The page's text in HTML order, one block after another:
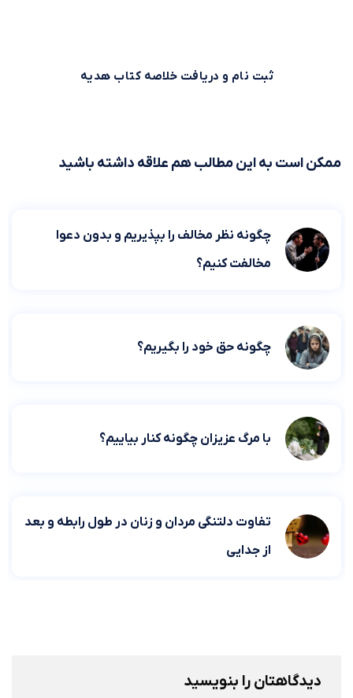
ثبت نام و دریافت خلاصه کتاب هدیه
ممکن است به این مطالب هم علاقه داشته باشید
چگونه نظر مخالف را بپذیریم و بدون دعوا
مخالفت کنیم؟
چگونه حق خود را بگیریم؟
با مرگ عزیزان چگونه کنار بیاییم؟
تفاوت دلتنگی مردان و زنان در طول رابطه و بعد
از جدایی
دیدگاهتان را بنویسید